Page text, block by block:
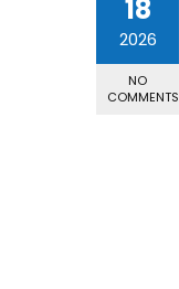
18
2026
NO
COMMENTS